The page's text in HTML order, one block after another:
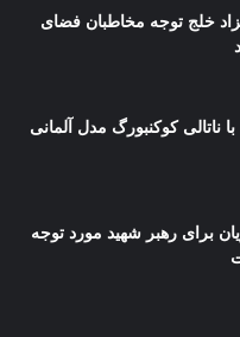
خلج توجه مخاطبان فضای
ناتالی کوکنبورگ مدل آلمانی
برای رهبر شهید مورد توجه